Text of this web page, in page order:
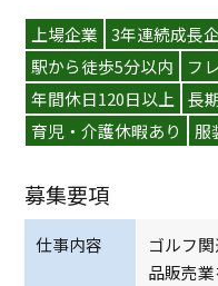
上場企業 3年連続成長
駅から徒歩5分以内
フ
年間休日120日以上
長
育児・介護休暇あり
服
募集要項
仕事内容
ゴルフ
品販売